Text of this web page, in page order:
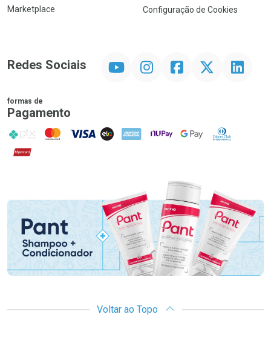
Marketplace
Configuração de Cookies
Redes Sociais InstagramFacebookTwitter Linkedin
formas de
Pagamento
PIX MasterCard
VISA ELO AMEX NuPay Google PayDiners Club
Hipercard
Promoção em Destaque
Voltar ao Topo